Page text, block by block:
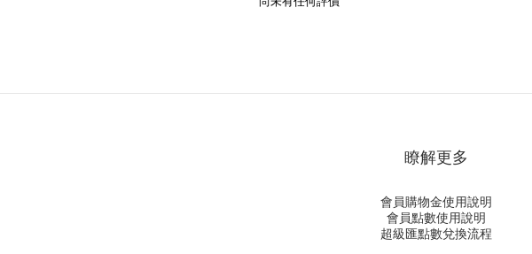
瞭解更多
會員購物金使用說明
會員點數使用說明
超級匯點數兌換流程